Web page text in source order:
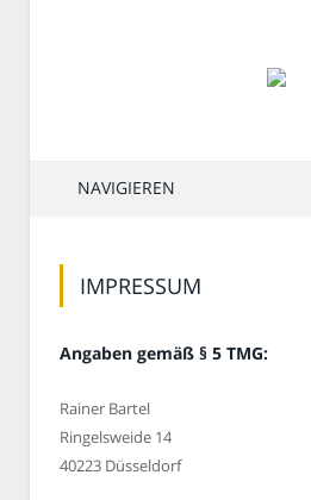
NAVIGIEREN
IMPRESSUM
Angaben gemäß § 5 TMG:
Rainer Bartel
Ringelsweide 14
40223 Düsseldorf